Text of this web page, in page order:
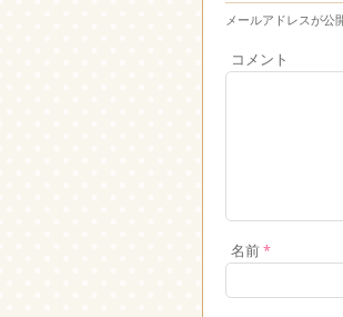
メールアドレスが公
コメント
名前*